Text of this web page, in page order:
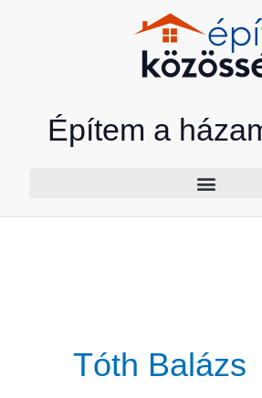
Építem a
Tóth Balázs